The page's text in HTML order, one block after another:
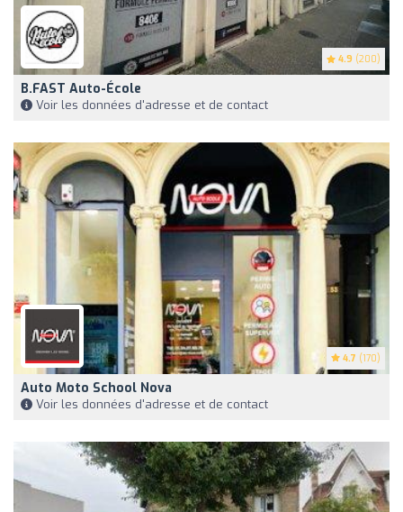
4.9 (200)
B.FAST Auto-École
Voir les données d'adresse et de contact
4.7 (170)
Auto Moto School Nova
Voir les données d'adresse et de contact